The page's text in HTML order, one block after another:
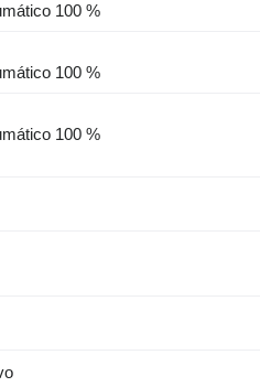
100 %
100 %
100 %